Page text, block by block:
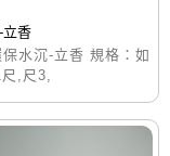
立香
保水沉-立香 規格：如
,尺3,